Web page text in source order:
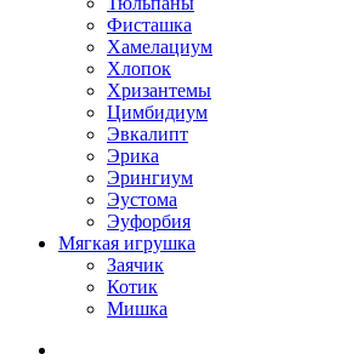
Фисташка
Хамелациум
Хлопок
Хризантемы
Цимбидиум
Эвкалипт
Эрика
Эрингиум
Эустома
Эуфорбия
Мягкая игрушка
Заячик
Котик
Мишка